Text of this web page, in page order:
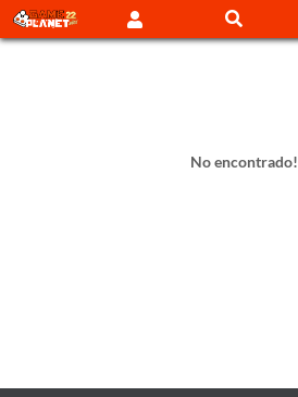
No encontrado!